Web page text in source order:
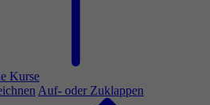
Kurse
Auf- oder Zuklappen